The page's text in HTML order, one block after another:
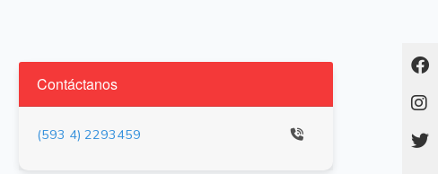
Contáctanos
(593 4) 2293459